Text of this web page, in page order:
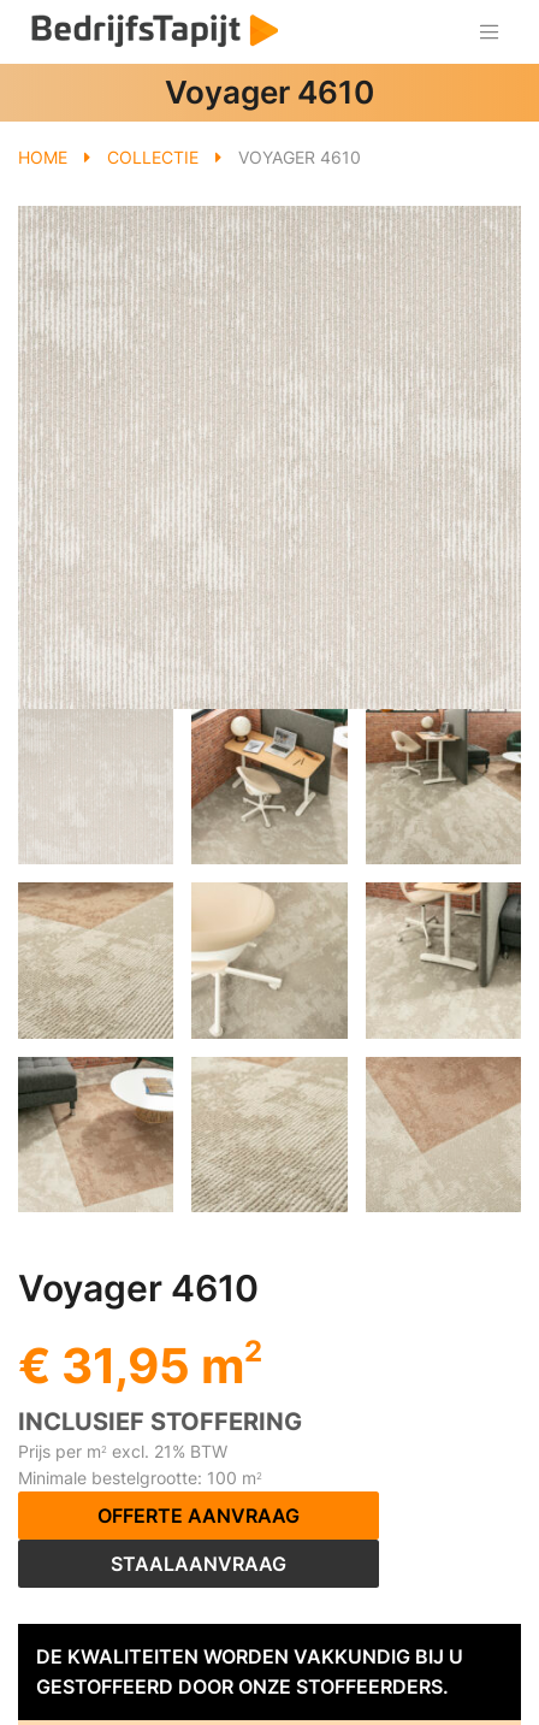
Voyager 4610
HOME COLLECTIE VOYAGER 4610
Voyager 4610
€ 31,95 m2
INCLUSIEF STOFFERING
Prijs per m2 excl. 21% BTW
Minimale bestelgrootte: 100 m2
OFFERTE AANVRAAG
STAALAANVRAAG
DE KWALITEITEN WORDEN VAKKUNDIG BIJ U
GESTOFFEERD DOOR ONZE STOFFEERDERS.